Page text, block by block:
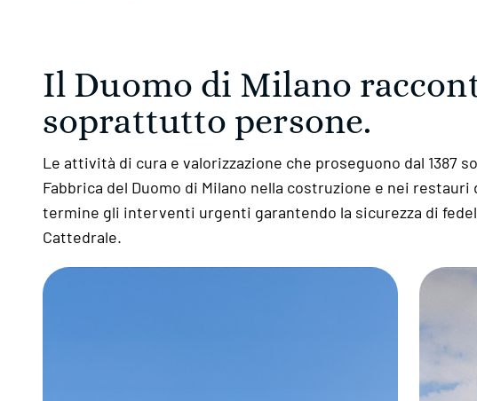
Il Duomo di Milano
soprattutto persone.
Le attività di cura e valorizzazione che proseguono dal
Fabbrica del Duomo di Milano nella costruzione e nei
termine gli interventi urgenti garantendo la sicurezza di
Cattedrale.